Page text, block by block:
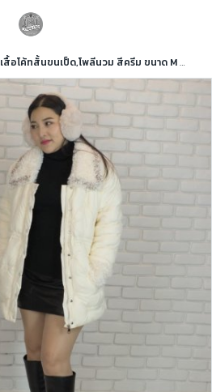
เสื้อโค้ทสั้นขนเป็ด,โพลีนวม สีครีม ขนาด M ขนเป็ด,โพลีนวม สีครีม ขนาด M ขนเป็ด,โพลีนวม สีครีม ขนาด M